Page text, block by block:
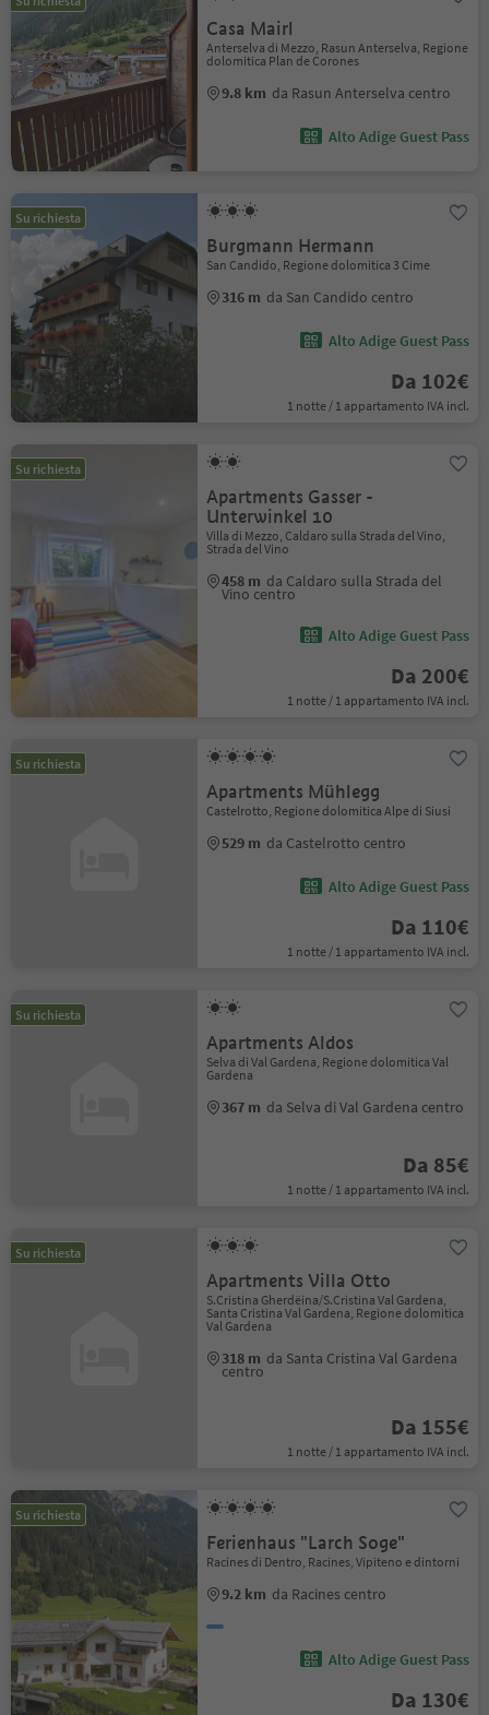
Casa Mairl
Anterselva di Mezzo, Rasun Anterselva, Regione
dolomitica Plan de Corones
9.8 km da Rasun Anterselva centro
Alto Adige Guest Pass
Su richiesta
Burgmann Hermann
San Candido, Regione dolomitica 3 Cime
316 m da San Candido centro
Alto Adige Guest Pass
Da 102€
1 notte / 1 appartamento IVA incl.
Su richiesta
Apartments Gasser -
Unterwinkel 10
Villa di Mezzo, Caldaro sulla Strada del Vino,
Strada del Vino
458 m da Caldaro sulla Strada del
Vino centro
Alto Adige Guest Pass
Da 200€
1 notte / 1 appartamento IVA incl.
Su richiesta
Apartments Mühlegg
Castelrotto, Regione dolomitica Alpe di Siusi
529 m da Castelrotto centro
Alto Adige Guest Pass
Da 110€
1 notte / 1 appartamento IVA incl.
Su richiesta
Apartments Aldos
Selva di Val Gardena, Regione dolomitica Val
Gardena
367 m da Selva di Val Gardena centro
Da 85€
1 notte / 1 appartamento IVA incl.
Su richiesta
Apartments Villa Otto
S.Cristina Gherdëina/S.Cristina Val Gardena,
Santa Cristina Val Gardena, Regione dolomitica
Val Gardena
318 m da Santa Cristina Val Gardena
centro
Da 155€
1 notte / 1 appartamento IVA incl.
Su richiesta
Ferienhaus "Larch Soge"
Racines di Dentro, Racines, Vipiteno e dintorni
9.2 km da Racines centro
Alto Adige Guest Pass
Da 130€